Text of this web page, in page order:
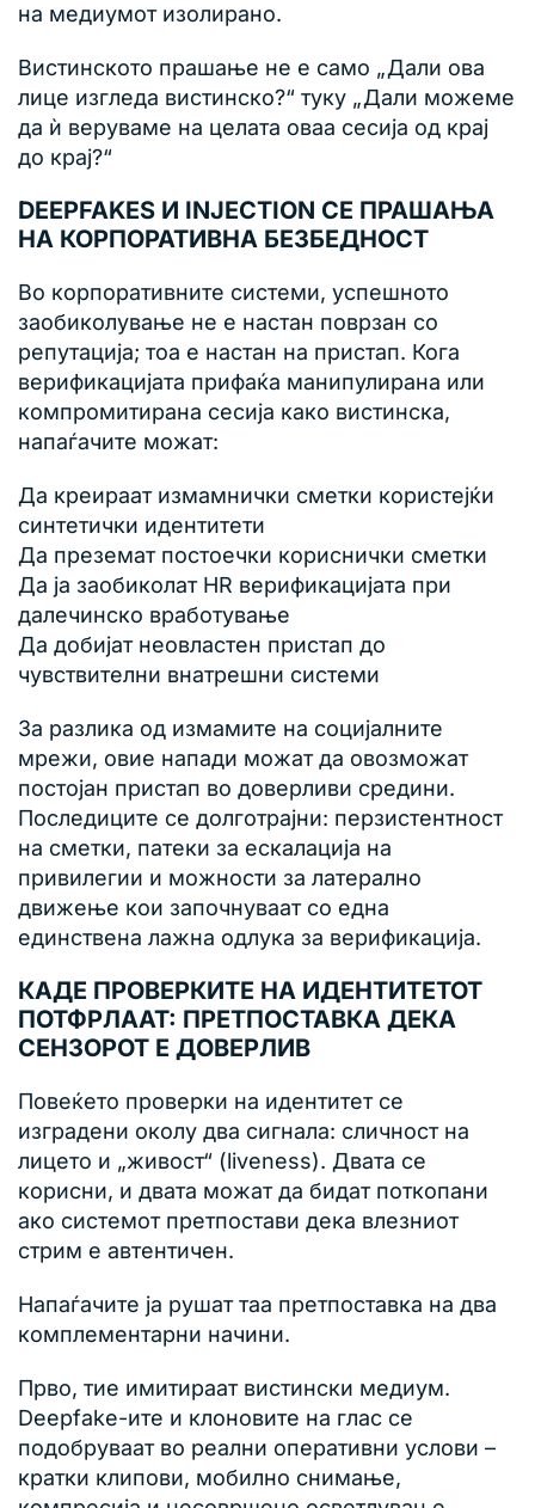
на медиумот изолирано.
Вистинското прашање не е само „Дали ова
лице изгледа вистинско?“ туку „Дали можеме
да ѝ веруваме на целата оваа сесија од крај
до крај?“
DEEPFAKES И INJECTION СЕ ПРАШАЊА
НА КОРПОРАТИВНА БЕЗБЕДНОСТ
Во корпоративните системи, успешното
заобиколување не е настан поврзан со
репутација; тоа е настан на пристап. Кога
верификацијата прифаќа манипулирана или
компромитирана сесија како вистинска,
напаѓачите можат:
Да креираат измамнички сметки користејќи
синтетички идентитети
Да преземат постоечки кориснички сметки
Да ја заобиколат HR верификацијата при
далечинско вработување
Да добијат неовластен пристап до
чувствителни внатрешни системи
За разлика од измамите на социјалните
мрежи, овие напади можат да овозможат
постојан пристап во доверливи средини.
Последиците се долготрајни: перзистентност
на сметки, патеки за ескалација на
привилегии и можности за латерално
движење кои започнуваат со една
единствена лажна одлука за верификација.
КАДЕ ПРОВЕРКИТЕ НА ИДЕНТИТЕТОТ
ПОТФРЛААТ: ПРЕТПОСТАВКА ДЕКА
СЕНЗОРОТ Е ДОВЕРЛИВ
Повеќето проверки на идентитет се
изградени околу два сигнала: сличност на
лицето и „живост“ (liveness). Двата се
корисни, и двата можат да бидат поткопани
ако системот претпостави дека влезниот
стрим е автентичен.
Напаѓачите ја рушат таа претпоставка на два
комплементарни начини.
Прво, тие имитираат вистински медиум.
Deepfake-ите и клоновите на глас се
подобруваат во реални оперативни услови –
кратки клипови, мобилно снимање,